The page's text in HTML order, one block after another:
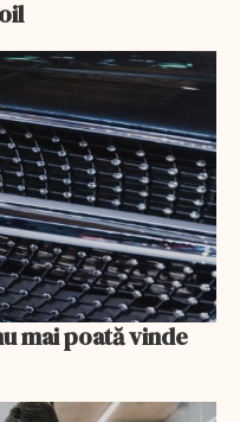
mai poată vinde